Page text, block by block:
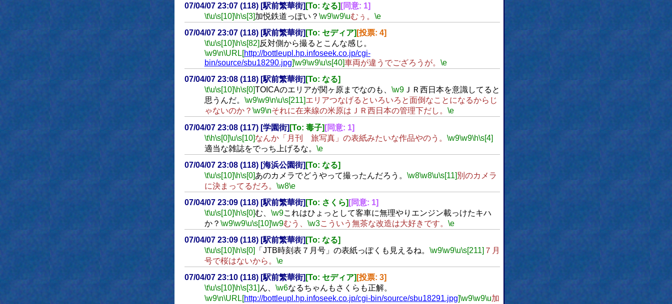
07/04/07 23:07 (118) [駅前繁華街] [To: なる] [同意: 1]
\t\u\s[10]\h\s[3]加悦鉄道っぽい？ \w9\w9\uむぅ。 \e
07/04/07 23:07 (118) [駅前繁華街] [To: セディア] [投票: 4]
\t\u\s[10]\h\s[82] 反対側から撮るとこんな感じ。
\w9\n\URL[http://bottleupl.hp.infoseek.co.jp/cgi-
bin/source/sbu18290.jpg]\w9\w9\u\s[40]車両が違うでござろうが。 \e
07/04/07 23:08 (118) [駅前繁華街] [To: なる]
\t\u\s[10]\h\s[0]TOICAのエリアが関ヶ原までなのも、 \w9ＪＲ西日本を意識してると
思うんだ。 \w9\w9\n\u\s[211]エリアつなげるといろいろと面倒なことになるからじ
ゃないのか？ \w9\nそれに在来線の米原はＪＲ西日本の管理下だし。 \e
07/04/07 23:08 (117) [学園街] [To: 毒子] [同意: 1]
\t\h\s[0]\u\s[10]なんか「月刊 旅写真」の表紙みたいな作品やのう。 \w9\w9\h\s[4]
適当な雑誌をでっち上げるな。 \e
07/04/07 23:08 (118) [海浜公園街] [To: なる]
\t\u\s[10]\h\s[0]あのカメラでどうやって撮ったんだろう。 \w8\w8\u\s[11] 別のカメラ
に決まってるだろ。 \w8\e
07/04/07 23:09 (118) [駅前繁華街] [To: さくら] [同意: 1]
\t\u\s[10]\h\s[0]む、 \w9これはひょっとして客車に無理やりエンジン載っけたキハ
か？ \w9\w9\u\s[10]\w9むう、 \w3こういう無茶な改造は大好きです。 \e
07/04/07 23:09 (118) [駅前繁華街] [To: なる]
\t\u\s[10]\h\s[0] 「JTB時刻表７月号」の表紙っぽくも見えるね。 \w9\w9\u\s[211] ７月
号で桜はないから。 \e
07/04/07 23:10 (118) [駅前繁華街] [To: セディア] [投票: 3]
\t\u\s[10]\h\s[31] ん、 \w6なるちゃんもさくらも正解。
\w9\n\URL[http://bottleupl.hp.infoseek.co.jp/cgi-bin/source/sbu18291.jpg]\w9\w9\u加